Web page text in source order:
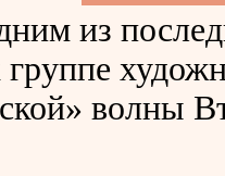
из
группе
волны